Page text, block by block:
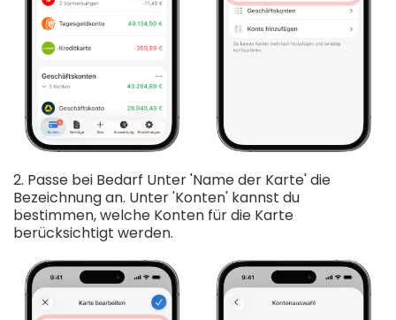
2. Passe bei Bedarf Unter 'Name der Karte' die
Bezeichnung an. Unter 'Konten' kannst du
bestimmen, welche Konten für die Karte
berücksichtigt werden.